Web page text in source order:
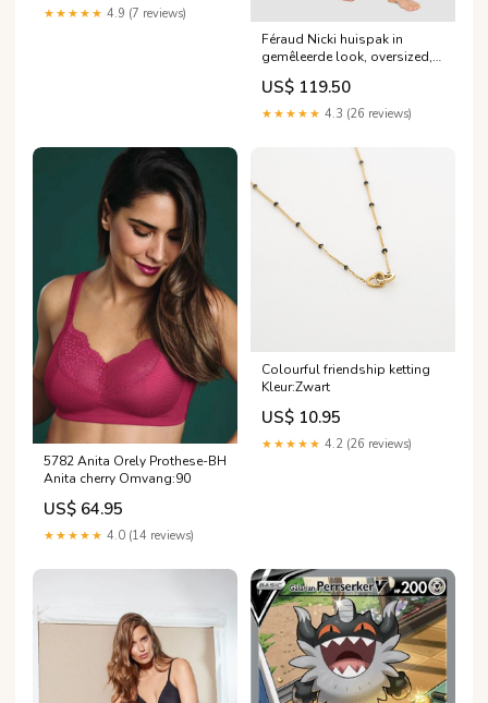
★★★★★ 4.9 (7 reviews)
Féraud Nicki huispak in
gemêleerde look, oversized,
sportief_ 3884138 Maat:42
US$ 119.50
★★★★★ 4.3 (26 reviews)
5782 Anita Orely Prothese-BH
Anita cherry Omvang:90
US$ 64.95
★★★★★ 4.0 (14 reviews)
Colourful friendship ketting
Kleur:Zwart
US$ 10.95
★★★★★ 4.2 (26 reviews)